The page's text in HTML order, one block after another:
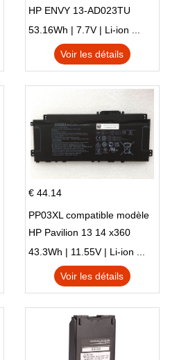
HP ENVY 13-AD023TU
HSTNN-DB8C 921438-855
TPN-I128
53.16Wh | 7.7V | Li-ion ...
Voir les détails
€ 44.14
PP03XL compatible modèle
HP Pavilion 13 14 x360
L83388-AC1 L83388-421
HSTNN-LB8S M01118-421
M01144-005 13-BB 14-DV
43.3Wh | 11.55V | Li-ion ...
Voir les détails